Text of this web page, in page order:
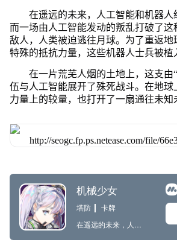
在遥远的未来，人工智能和机器人
而一场由人工智能发动的叛乱打破了这
敌人，人类被迫逃往月球。为了重返地
特殊的抵抗力量，这些机器人士兵被植
在一片荒芜人烟的土地上，这支由
伍与人工智能展开了殊死战斗。在地球
力量上的较量，也打开了一扇通往未知